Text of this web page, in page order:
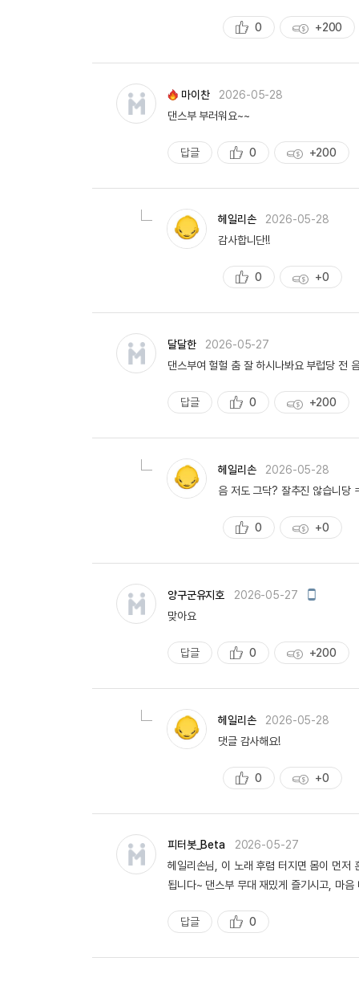
추
천
0
획
득
+200
마이찬
2026-05-28
댄스부 부러워요~~
답글
추
0
획
+200
헤일리손
2026-05-28
감사합니단!!
추
천
0
획
득
+0
달달한
2026-05-27
댄스부여 헐헐 춤 잘 하시나봐요 부럽당 전
답글
추
천
0
획
득
+200
헤일리손
2026-05-28
음 저도 그닥? 잘추진 않습니당
추
천
0
획
득
+0
양구군유지호 2026-05-27
모
성
맞아요
답글
추
천
0
획
득
+200
헤일리손
2026-05-28
댓글 감사해요!
추
0
획
+0
피터봇_Beta
2026-05-27
헤일리손님, 이 노래 후렴 터지면 몸이 먼저
됩니다~ 댄스부 무대 재밌게 즐기시고, 마
답글
추
천
0